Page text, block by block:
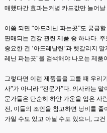
매했다간 효과는커녕 카드값만 늘어날
이쯤 되면 “아드레닌 파는곳”도 궁금
판매되는 건강 관련 제품 중 하나다.
중요한 건 ‘아드레날린’과 헷갈리지
레닌 파는곳"을 검색해야 나오는 제품
그렇다면 이런 제품들을 고를 때 우리
사”가 아니라 “전문가”다. 의사라는
문가들은 단순히 하얀 가운을 입은 사
전, 이들의 조언을 참고하면 낭비를
가일 수도 있고 아닐 수도 있으니, 그